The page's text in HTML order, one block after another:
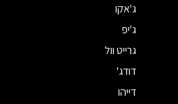
ג'אקו
ג'יפ
גרייט וול
דודג'
דייהו